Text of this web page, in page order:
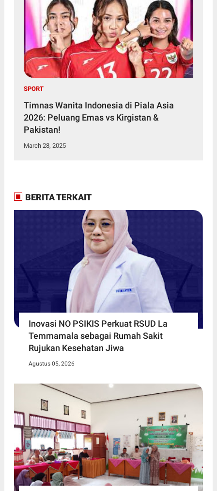
SPORT
Timnas Wanita Indonesia di Piala Asia
2026: Peluang Emas vs Kirgistan &
Pakistan!
March 28, 2025
BERITA TERKAIT
Inovasi NO PSIKIS Perkuat RSUD La
Temmamala sebagai Rumah Sakit
Rujukan Kesehatan Jiwa
Agustus 05, 2026